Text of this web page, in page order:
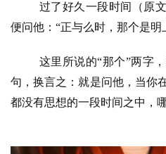
视
纪
录
教
过了好久一段时间（原
便问他：“正与么时，那个是明
这里所说的“那个”两字
句，换言之：就是问他，当你
都没有思想的一段时间之中，